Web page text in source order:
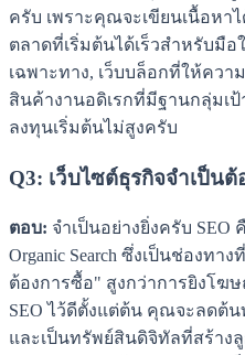
ครับ เพราะคุณจะเขียนเนื้อหา
ตลาดที่เริ่มต้นได้เร็วสำหรับมื
เฉพาะทาง, เว็บบล็อกที่ให้ควา
สินค้างานอดิเรกที่มีฐานกลุ่มเป้
ลงทุนเริ่มต้นไม่สูงครับ
Q3: เว็บไซต์ธุรกิจจำเป็น
ตอบ: จำเป็นอย่างยิ่งครับ SEO
Organic Search ซึ่งเป็นช่องท
ต้องการซื้อ" สูงกว่าการยิงโฆ
SEO ไว้ดีตั้งแต่ต้น คุณจะลดต้
และเป็นทรัพย์สินดิจิทัลที่สร้าง